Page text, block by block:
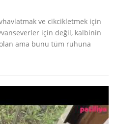
ve cikcikletmek için
için değil, kalbinin
ama bunu tüm ruhuna